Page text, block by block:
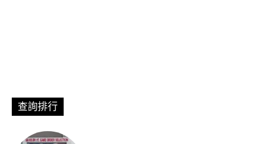
查詢排行